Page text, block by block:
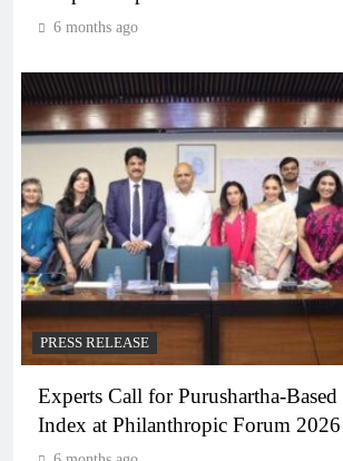
6 months ago
PRESS RELEASE
Experts Call for Purushartha-Based
Index at Philanthropic Forum 2026